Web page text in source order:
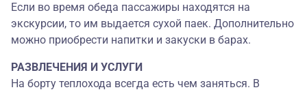
Если во время обеда пассажиры находятся на
экскурсии, то им выдается сухой паек. Дополнительно
можно приобрести напитки и закуски в барах.
РАЗВЛЕЧЕНИЯ И УСЛУГИ
На борту теплохода всегда есть чем заняться. В